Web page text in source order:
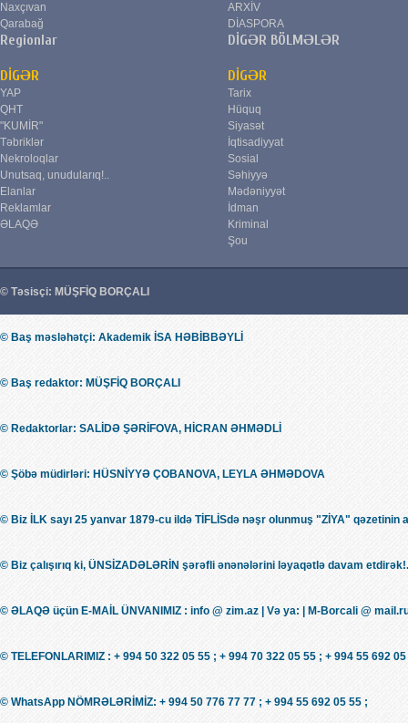
Naxçıvan
Qarabağ
Regionlar
ARXİV
DİASPORA
DİGƏR BÖLMƏLƏR
DİGƏR
YAP
QHT
"KUMİR"
Təbriklər
Nekroloqlar
Unutsaq, unudularıq!..
Elanlar
Reklamlar
ƏLAQƏ
DİGƏR
Tarix
Hüquq
Siyasət
İqtisadiyyat
Sosial
Səhiyyə
Mədəniyyət
İdman
Kriminal
Şou
© Təsisçi: MÜŞFİQ BORÇALI
© Baş məsləhətçi: Akademik İSA HƏBİBBƏYLİ
© Baş redaktor: MÜŞFİQ BORÇALI
© Redaktorlar: SALİDƏ ŞƏRİFOVA, HİCRAN ƏHMƏDLİ
© Şöbə müdirləri: HÜSNİYYƏ ÇOBANOVA, LEYLA ƏHMƏDOVA
© Biz İLK sayı 25 yanvar 1879-cu ildə TİFLİSdə nəşr olunmuş "ZİYA" qəzetinin
© Biz çalışırıq ki, ÜNSİZADƏLƏRİN şərəfli ənənələrini ləyaqətlə davam
© ƏLAQƏ üçün E-MAİL ÜNVANIMIZ : info @ zim.az | Və ya: | M-Borcali @
© TELEFONLARIMIZ : + 994 50 322 05 55 ; + 994 70 322 05 55 ; + 994 55 692
© WhatsApp NÖMRƏLƏRİMİZ: + 994 50 776 77 77 ; + 994 55 692 05 55 ;